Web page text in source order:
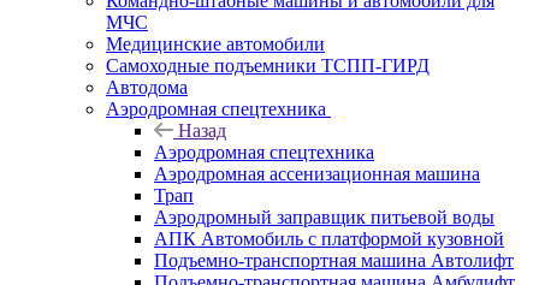
МЧС
Медицинские автомобили
Самоходные подъемники ТСПП-ГИРД
Автодома
Аэродромная спецтехника
Назад
Аэродромная спецтехника
Аэродромная ассенизационная машина
Трап
Аэродромный заправщик питьевой воды
АПК Автомобиль с платформой кузовной
Подъемно-транспортная машина Автолифт